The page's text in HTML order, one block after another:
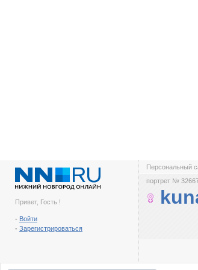
Привет, Гость !
- Войти
- Зарегистрироваться
Персональный
портрет №